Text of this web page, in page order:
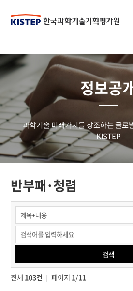
정보공
과학기술 미래가치를 창조하는 글로
KISTEP
반부패·청렴
정보공개
청렴정보공개
반부패
청렴
검색
검색
전체 103건 페이지 1/11